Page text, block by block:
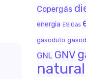
Copergás
energia ES Gás
gasoduto
GNL GNV
natural